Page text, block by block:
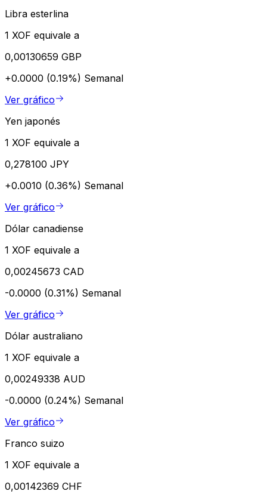
Libra esterlina
1 XOF equivale a
0,00130659 GBP
+0.0000 (0.19%) Semanal
Ver gráfico
Yen japonés
1 XOF equivale a
0,278100 JPY
+0.0010 (0.36%) Semanal
Ver gráfico
Dólar canadiense
1 XOF equivale a
0,00245673 CAD
-0.0000 (0.31%) Semanal
Ver gráfico
Dólar australiano
1 XOF equivale a
0,00249338 AUD
-0.0000 (0.24%) Semanal
Ver gráfico
Franco suizo
1 XOF equivale a
0,00142369 CHF